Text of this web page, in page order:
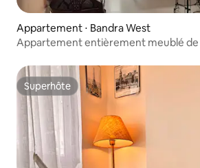
Appartement ⋅ Bandra West
Appartement entièrement meublé de
Superhôte
Superhôte